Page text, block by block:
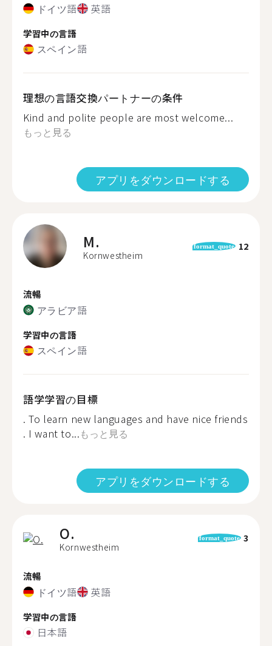
ドイツ語 英語
学習中の言語
スペイン語
理想の言語交換パートナーの条件
Kind and polite people are most welcome...
もっと見る
アプリをダウンロードする
M.
Kornwestheim
format_quote 12
流暢
アラビア語
学習中の言語
スペイン語
語学学習の目標
. To learn new languages and have nice friends
. I want to...もっと見る
アプリをダウンロードする
O.
Kornwestheim
format_quote 3
流暢
ドイツ語 英語
学習中の言語
日本語